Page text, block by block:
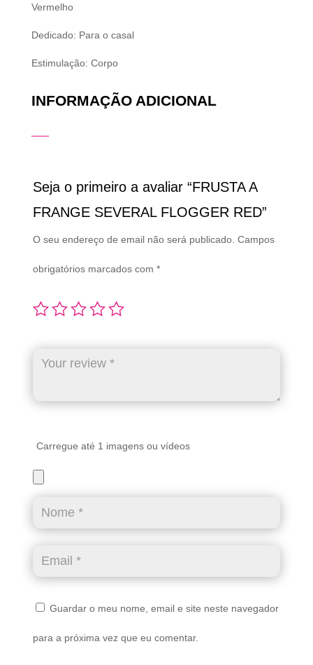
Vermelho
Dedicado: Para o casal
Estimulação: Corpo
INFORMAÇÃO ADICIONAL
Seja o primeiro a avaliar “FRUSTA A
FRANGE SEVERAL FLOGGER RED”
O seu endereço de email não será publicado. Campos
obrigatórios marcados com *
Carregue até 1 imagens ou vídeos
Guardar o meu nome, email e site neste navegador
para a próxima vez que eu comentar.